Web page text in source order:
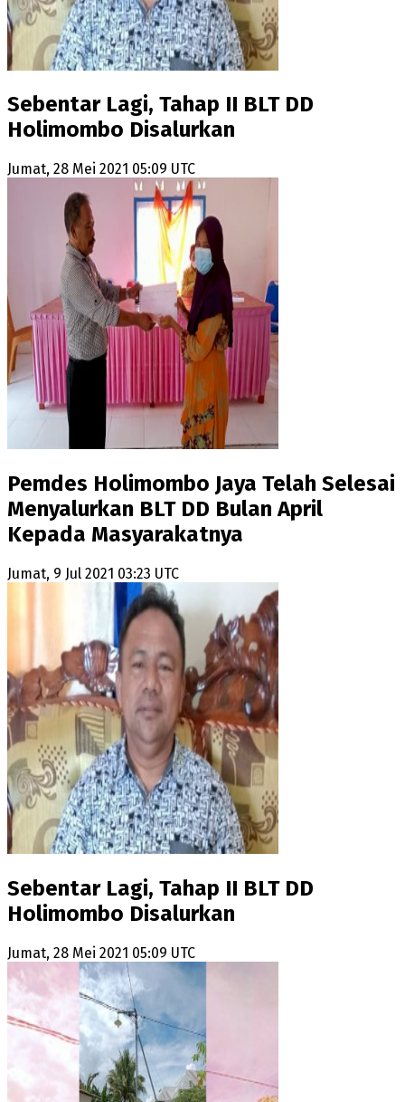
Sebentar Lagi, Tahap II BLT DD
Holimombo Disalurkan
Jumat, 28 Mei 2021 05:09 UTC
Pemdes Holimombo Jaya Telah Selesai
Menyalurkan BLT DD Bulan April
Kepada Masyarakatnya
Jumat, 9 Jul 2021 03:23 UTC
Sebentar Lagi, Tahap II BLT DD
Holimombo Disalurkan
Jumat, 28 Mei 2021 05:09 UTC